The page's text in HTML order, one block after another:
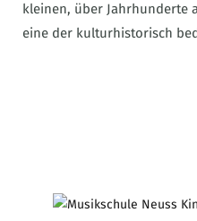
kleinen, über Jahrhunderte
eine der kulturhistorisch